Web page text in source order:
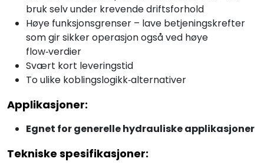
bruk selv under krevende driftsforhold
Høye funksjonsgrenser – lave betjeningskrefter
som gir sikker operasjon også ved høye
flow‑verdier
Svært kort leveringstid
To ulike koblingslogikk‑alternativer
Applikasjoner:
Egnet for generelle hydrauliske applikasjoner
Tekniske spesifikasjoner: